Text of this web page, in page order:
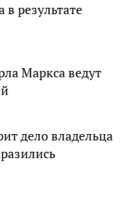
результате
Маркса ведут
дело владельца